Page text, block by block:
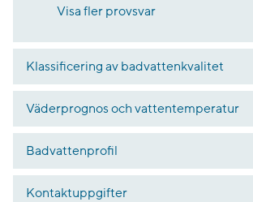
Visa fler provsvar
Klassificering av badvattenkvalitet
Väderprognos och vattentemperatur
Badvattenprofil
Kontaktuppgifter